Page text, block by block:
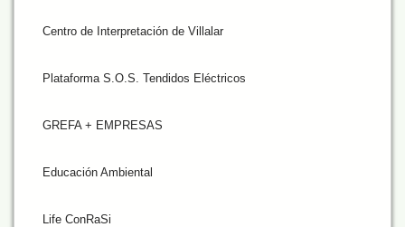
Centro de Interpretación de Villalar
Plataforma S.O.S. Tendidos Eléctricos
GREFA + EMPRESAS
Educación Ambiental
Life ConRaSi